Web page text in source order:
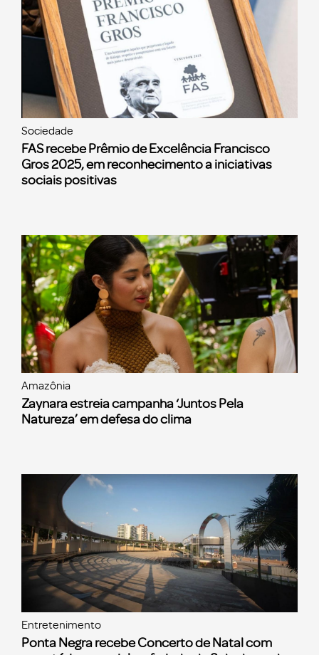
Sociedade
FAS recebe Prêmio de Excelência Francisco
Gros 2025, em reconhecimento a iniciativas
sociais positivas
Amazônia
Zaynara estreia campanha ‘Juntos Pela
Natureza’ em defesa do clima
Entretenimento
Ponta Negra recebe Concerto de Natal com